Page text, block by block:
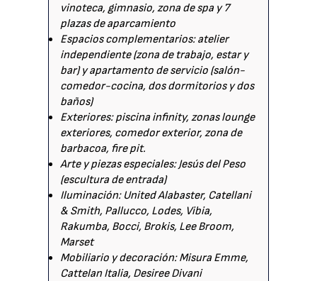
vinoteca, gimnasio, zona de spa y 7
plazas de aparcamiento
Espacios complementarios: atelier
independiente (zona de trabajo, estar y
bar) y apartamento de servicio (salón-
comedor-cocina, dos dormitorios y dos
baños)
Exteriores: piscina infinity, zonas lounge
exteriores, comedor exterior, zona de
barbacoa, fire pit.
Arte y piezas especiales: Jesús del Peso
(escultura de entrada)
Iluminación: United Alabaster, Catellani
& Smith, Pallucco, Lodes, Vibia,
Rakumba, Bocci, Brokis, Lee Broom,
Marset
Mobiliario y decoración: Misura Emme,
Cattelan Italia, Desiree Divani